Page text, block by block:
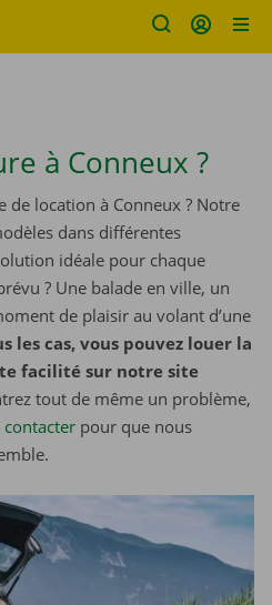
à Conneux ?
de location à Conneux ? Notre
dans différentes
idéale pour chaque
? Une balade en ville, un
de plaisir au volant d’une
les cas, vous pouvez louer la
facilité sur notre site
tout de même un problème,
contacter pour que nous